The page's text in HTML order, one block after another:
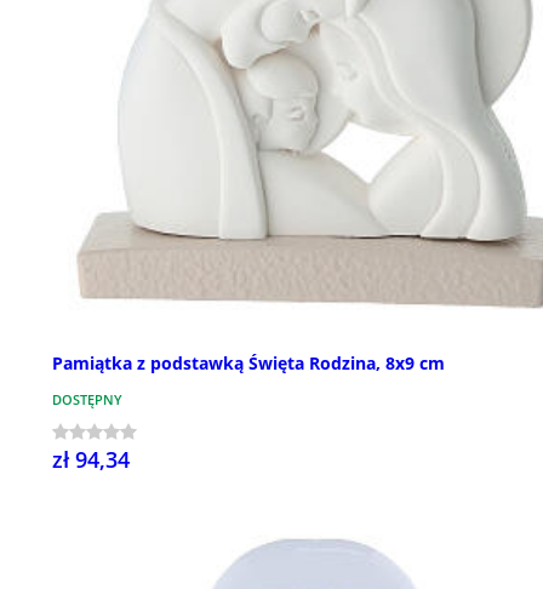
Pamiątka z podstawką Święta Rodzina, 8x9 cm
DOSTĘPNY
zł 94,34